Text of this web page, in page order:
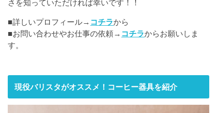
さを知っていただければ幸いです！！
■詳しいプロフィール→ コチラから
■お問い合わせやお仕事の依頼→ コチラからお願いしま
す。
現役バリスタがオススメ！コーヒー器具を紹介